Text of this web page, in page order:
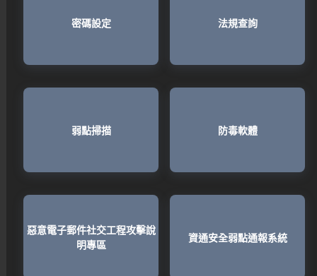
密碼設定 法規查詢
弱點掃描 防毒軟體
惡意電子郵件社交工程攻擊說
明專區
資通安全弱點通報系統